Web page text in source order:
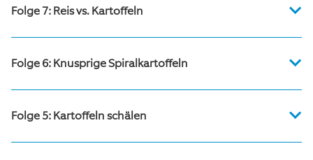
Folge 7: Reis vs. Kartoffeln
WhatsApp Status Teil 1
Folge 6: Knusprige Spiralkartoffeln
WhatsApp-Status Teil 1
Folge 5: Kartoffeln schälen